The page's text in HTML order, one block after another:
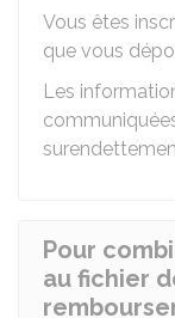
Vous êtes
que vous
Les
Pour
au fichier